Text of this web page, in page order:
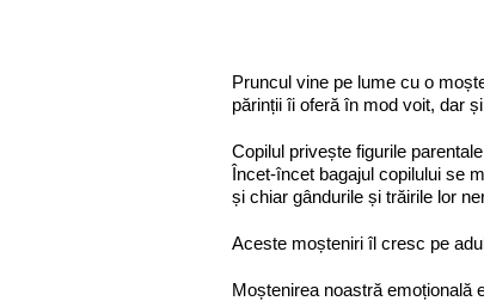
Pruncul vine pe lume cu o
părinții îi oferă în mod voit, dar
Copilul privește figurile
Încet-încet bagajul copilului se
și chiar gândurile și trăirile lor
Aceste moșteniri îl cresc pe
Moștenirea noastră emoțională